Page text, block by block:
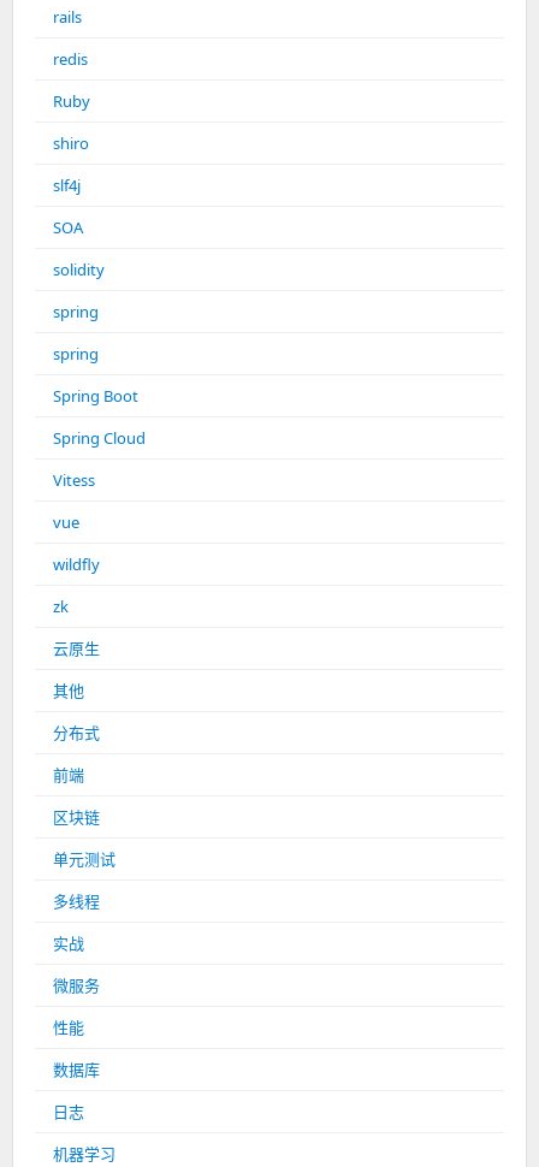
rails
redis
Ruby
shiro
slf4j
SOA
solidity
spring
spring
Spring Boot
Spring Cloud
Vitess
vue
wildfly
zk
云原生
其他
分布式
前端
区块链
单元测试
多线程
实战
微服务
性能
数据库
日志
机器学习